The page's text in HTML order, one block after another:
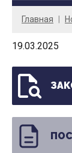
Главная
19.03.2025